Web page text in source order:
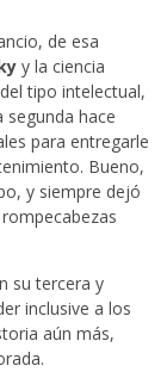
de esa
y la ciencia
tipo intelectual,
hace
para entregarle
Bueno,
y siempre dejó
su tercera y
inclusive a los
aún más,